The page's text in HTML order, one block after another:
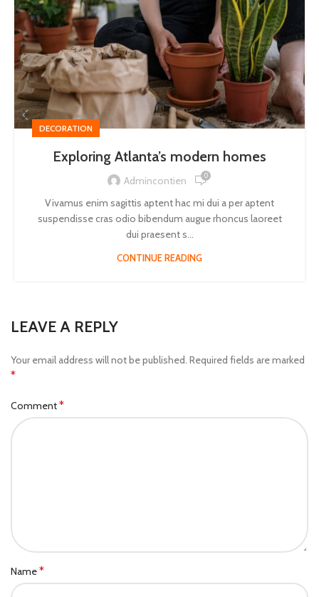
DECORATION
Exploring Atlanta’s modern homes
Admincontien 0
Vivamus enim sagittis aptent hac mi dui a per aptent
suspendisse cras odio bibendum augue rhoncus laoreet
dui praesent s...
CONTINUE READING
LEAVE A REPLY
Your email address will not be published. Required fields are marked
*
Comment*
Name*